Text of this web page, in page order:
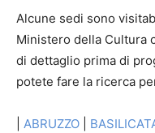
Alcune sedi sono
Ministero della Cultura
di dettaglio prima di
potete fare la ricerca
ABRUZZO